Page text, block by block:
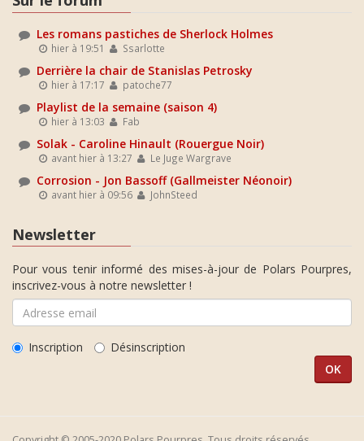
Les romans pastiches de Sherlock Holmes
hier à 19:51 Ssarlotte
Derrière la chair de Stanislas Petrosky
hier à 17:17 patoche77
Playlist de la semaine (saison 4)
hier à 13:03 Fab
Solak - Caroline Hinault (Rouergue Noir)
avant hier à 13:27 Le Juge Wargrave
Corrosion - Jon Bassoff (Gallmeister Néonoir)
avant hier à 09:56 JohnSteed
Newsletter
Pour vous tenir informé des mises-à-jour de Polars Pourpres,
inscrivez-vous à notre newsletter !
Inscription Désinscription